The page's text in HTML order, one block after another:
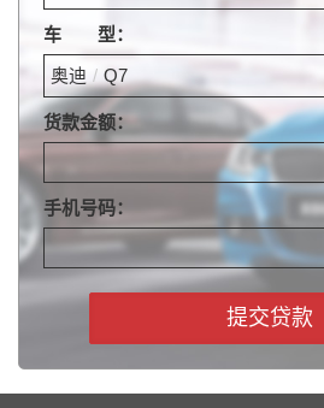
车 型：
奥迪 / Q7
货款金额：
手机号码：
提交贷款